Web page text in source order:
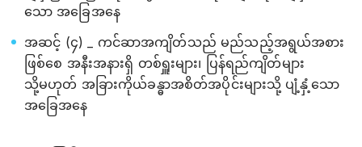
သော အခြေအနေ
အဆင့် (၄) _ ကင်ဆာအကျိတ်သည် မည်သည့်အရွယ်အစား
ဖြစ်စေ အနီးအနားရှိ တစ်ရှူးများ၊ ပြန်ရည်ကျိတ်များ
သို့မဟုတ် အခြားကိုယ်ခန္ဓာအစိတ်အပိုင်းများသို့ ပျံ့နှံ့သော
အခြေအနေ